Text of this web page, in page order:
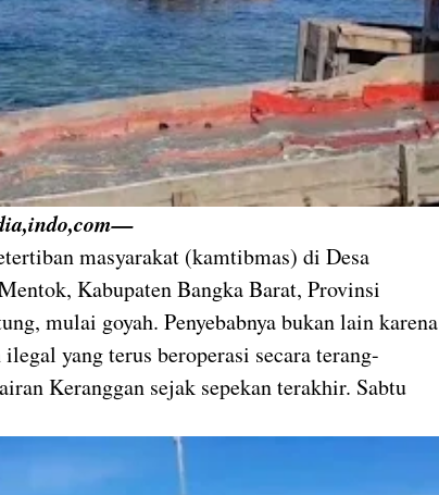
—
masyarakat (kamtibmas) di Desa
Kabupaten Bangka Barat, Provinsi
mulai goyah. Penyebabnya bukan lain karena
yang terus beroperasi secara terang-
Keranggan sejak sepekan terakhir. Sabtu